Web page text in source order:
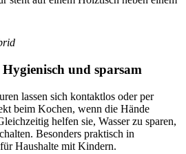
und sparsam
lassen sich kontaktlos oder per
beim Kochen, wenn die Hände
helfen sie, Wasser zu sparen,
Besonders praktisch in
Haushalte mit Kindern.